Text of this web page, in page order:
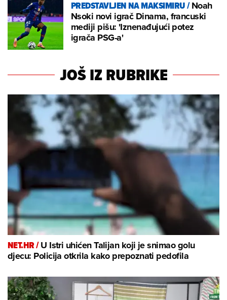
PREDSTAVLJEN NA MAKSIMIRU/Noah
Nsoki novi igrač Dinama, francuski
mediji pišu: 'Iznenađujući potez
igrača PSG-a'
JOŠ IZ RUBRIKE
NET.HR /U Istri uhićen Talijan koji je snimao golu
djecu: Policija otkrila kako prepoznati pedofila